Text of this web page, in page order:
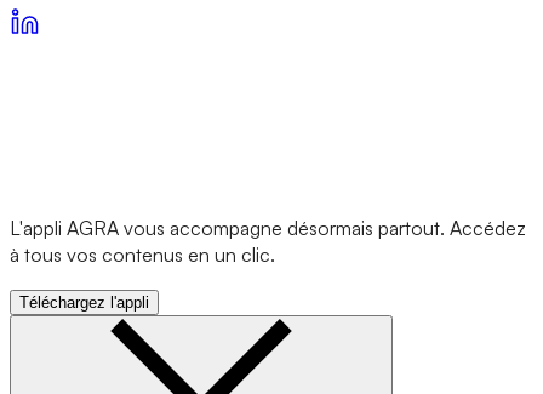
L'appli AGRA vous accompagne désormais partout. Accédez
à tous vos contenus en un clic.
Téléchargez l'appli